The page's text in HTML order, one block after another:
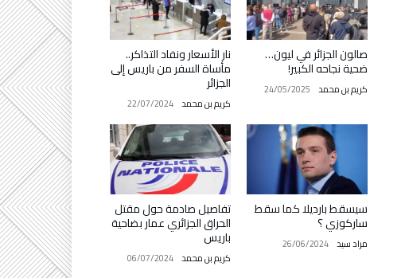
نار الأسعار ونفاد التذاكر..
مأساة السفر من باريس إلى
الجزائر
كريم بن محمد 22/07/2024
صالون الجزائر في ليون…
ضحية نجاحه الكبير!
كريم بن محمد 24/05/2025
تفاصيل صادمة حول مقتل
الحراق الجزائري عمار بضاحية
باريس
كريم بن محمد 06/07/2024
سيسقط بارديلا كما سقط
ساركوزي ؟
مراد سيد 26/06/2024